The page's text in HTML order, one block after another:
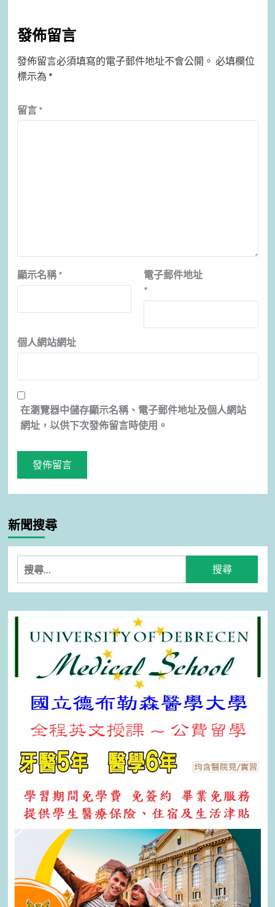
發佈留言
發佈留言必須填寫的電子郵件地址不會公開。 必填欄位
標示為 *
留言 *
顯示名稱 *
電子郵件地址
*
個人網站網址
在瀏覽器中儲存顯示名稱、電子郵件地址及個人網站
網址，以供下次發佈留言時使用。
新聞搜尋
搜
尋
關
鍵